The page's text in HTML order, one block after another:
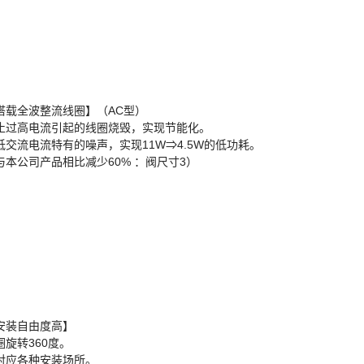
载全波整流线圈】（AC型）
过高电流引起的线圈烧毁，实现节能化。
交流电流特有的噪声，实现11W⇒4.5W的低功耗。
本公司产品相比减少60% ：阀尺寸3）
装自由度高】
旋转360度。
应各种安装场所。